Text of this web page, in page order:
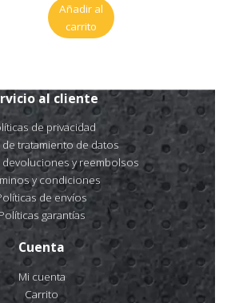
Añadir al
carrito
al cliente
de privacidad
de tratamiento de datos
devoluciones y reembolsos
y condiciones
de envíos
Políticas garantías
Cuenta
Mi cuenta
Carrito